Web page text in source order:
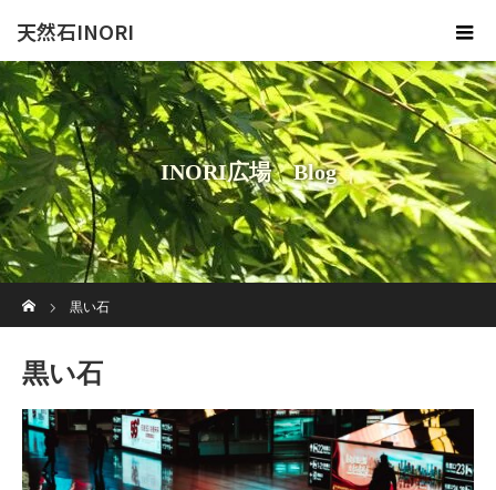
天然石INORI
INORI広場 Blog
黒い石
黒い石